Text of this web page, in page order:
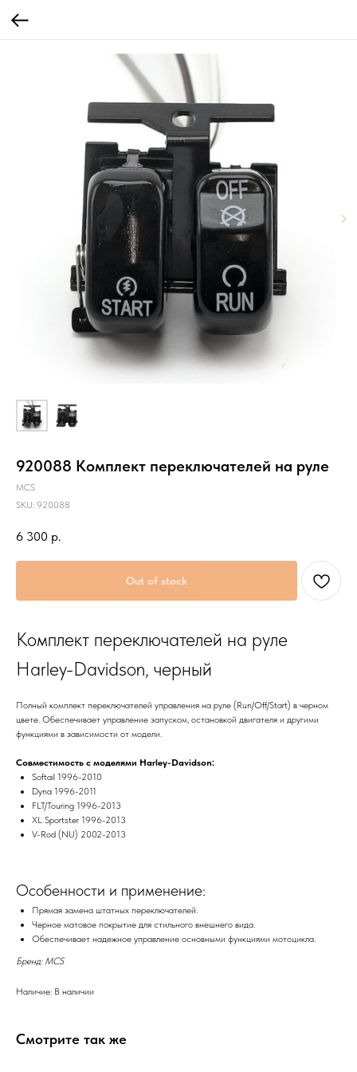
920088 Комплект переключателей на руле
MCS
SKU: 920088
6 300 р.
Out of stock
Комплект переключателей на руле
Harley-Davidson, черный
Полный комплект переключателей управления на руле (Run/Off/Start) в черном
цвете. Обеспечивает управление запуском, остановкой двигателя и другими
функциями в зависимости от модели.
Совместимость с моделями Harley-Davidson:
Softail 1996-2010
Dyna 1996-2011
FLT/Touring 1996-2013
XL Sportster 1996-2013
V-Rod (NU) 2002-2013
Особенности и применение:
Прямая замена штатных переключателей.
Черное матовое покрытие для стильного внешнего вида.
Обеспечивает надежное управление основными функциями мотоцикла.
Бренд: MCS
Наличие: В наличии
Смотрите так же